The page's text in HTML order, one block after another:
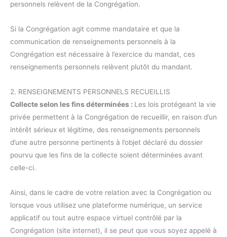
personnels relèvent de la Congrégation.
Si la Congrégation agit comme mandataire et que la
communication de renseignements personnels à la
Congrégation est nécessaire à l’exercice du mandat, ces
renseignements personnels relèvent plutôt du mandant.
2. RENSEIGNEMENTS PERSONNELS RECUEILLIS
Collecte selon les fins déterminées : Les lois protégeant la vie
privée permettent à la Congrégation de recueillir, en raison d’un
intérêt sérieux et légitime, des renseignements personnels
d’une autre personne pertinents à l’objet déclaré du dossier
pourvu que les fins de la collecte soient déterminées avant
celle-ci.
Ainsi, dans le cadre de votre relation avec la Congrégation ou
lorsque vous utilisez une plateforme numérique, un service
applicatif ou tout autre espace virtuel contrôlé par la
Congrégation (site internet), il se peut que vous soyez appelé à